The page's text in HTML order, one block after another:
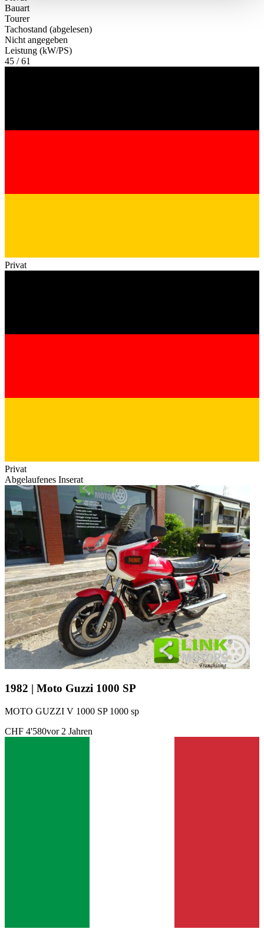
haben oder die sie im Rahmen Ihrer Nutzung der Dienste
gesammelt haben.
Bauart
Tourer
Tachostand (abgelesen)
Nicht angegeben
Leistung (kW/PS)
45 / 61
Privat
Privat
Abgelaufenes Inserat
1982 | Moto Guzzi 1000 SP
MOTO GUZZI V 1000 SP 1000 sp
CHF 4'580vor 2 Jahren